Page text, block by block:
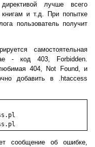
лучше всего
книгам и т.д. При попытке
пользователь получит
самостоятельная
- код 403, Forbidden.
404, Not Found, и
добавить в .htaccess
сообщение об ошибке,